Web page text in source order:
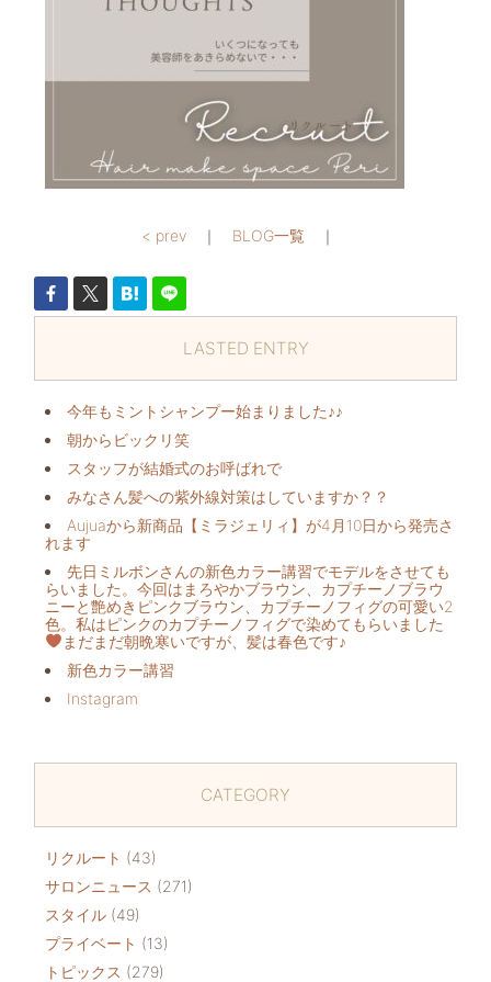
< prev｜ BLOG一覧｜
LASTED ENTRY
今年もミントシャンプー始まりました♪♪
朝からビックリ️笑
スタッフが結婚式のお呼ばれで
みなさん髪への紫外線対策はしていますか？？
Aujuaから新商品【ミラジェリィ】が4月10日から発売さ
れます
先日ミルボンさんの新色カラー講習でモデルをさせても
らいました。今回はまろやかブラウン、カプチーノブラウ
ニーと艶めきピンクブラウン、カプチーノフィグの可愛い2
色。私はピンクのカプチーノフィグで染めてもらいました
まだまだ朝晩寒いですが、髪は春色です♪
新色カラー講習
Instagram
CATEGORY
リクルート (43)
サロンニュース (271)
スタイル (49)
プライベート (13)
トピックス (279)